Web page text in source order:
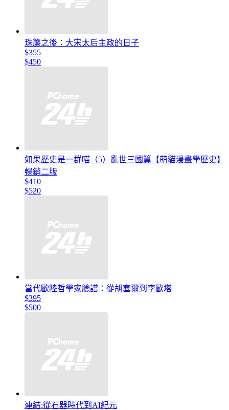
珠簾之後：大宋太后主政的日子
$355
$450
如果歷史是一群喵（5）亂世三國篇【萌貓漫畫學歷史】
暢銷二版
$410
$520
當代歐陸哲學家臉譜：從胡塞爾到李歐塔
$395
$500
連結:從石器時代到AI紀元